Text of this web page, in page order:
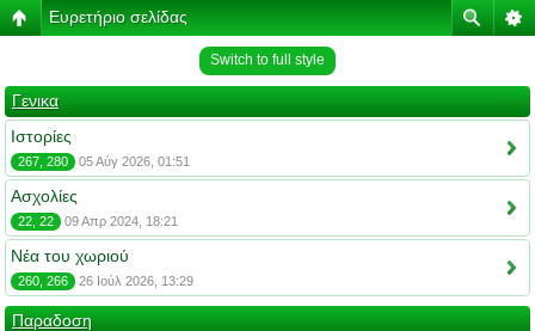
Ευρετήριο σελίδας
Switch to full style
Γενικα
Ιστορίες
267, 280 05 Αύγ 2026, 01:51
Ασχολίες
22, 22 09 Απρ 2024, 18:21
Νέα του χωριού
260, 266 26 Ιούλ 2026, 13:29
Παραδοση